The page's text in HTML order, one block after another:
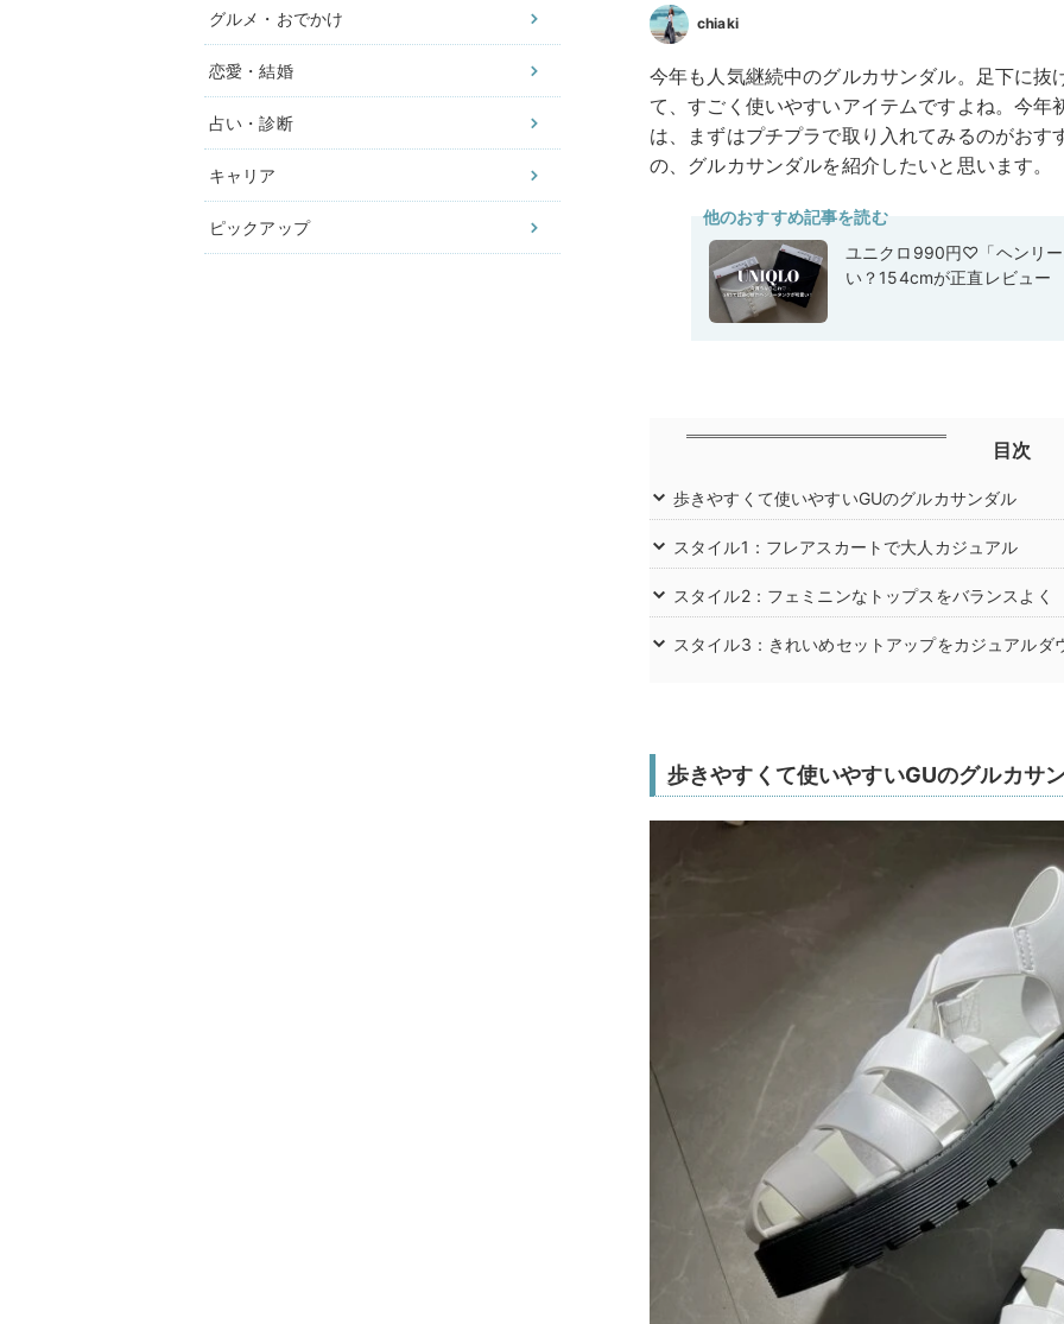
グルメ・おでかけ
恋愛・結婚
占い・診断
キャリア
ピックアップ
chiaki
今年も人気継続中のグルカサンダル。足下に抜
て、すごく使いやすいアイテムですよね。今
は、まずはプチプラで取り入れてみるのがお
の、グルカサンダルを紹介したいと思います。
他のおすすめ記事を読む
ユニクロ990円♡「ヘンリ
い？154cmが正直レビュー
目次
歩きやすくて使いやすいGUのグルカサンダル
スタイル1：フレアスカートで大人カジュアル
スタイル2：フェミニンなトップスをバランスよく
スタイル3：きれいめセットアップをカジュアルダ
歩きやすくて使いやすいGUのグルカサ